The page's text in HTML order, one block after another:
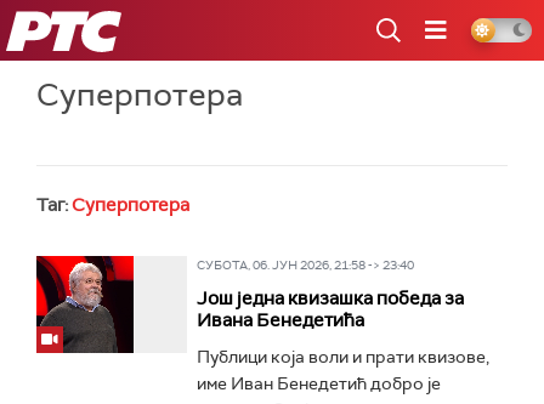
РТС
Суперпотера
Таг:Суперпотера
СУБОТА, 06. ЈУН 2026, 21:58 -> 23:40
Још једна квизашка победа за
Ивана Бенедетића
Публици која воли и прати квизове,
име Иван Бенедетић добро је